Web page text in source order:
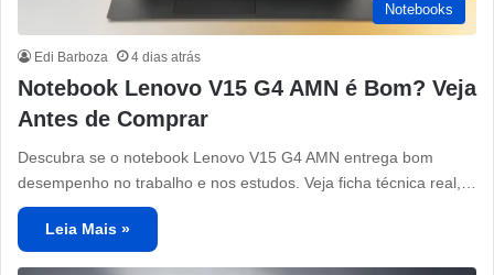
Notebooks
Edi Barboza 4 dias atrás
Notebook Lenovo V15 G4 AMN é Bom? Veja
Antes de Comprar
Descubra se o notebook Lenovo V15 G4 AMN entrega bom
desempenho no trabalho e nos estudos. Veja ficha técnica real,…
Leia Mais »